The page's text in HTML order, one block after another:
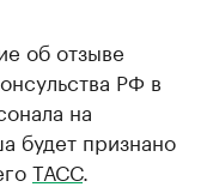
об отзыве
РФ в
на
будет признано
ТАСС.